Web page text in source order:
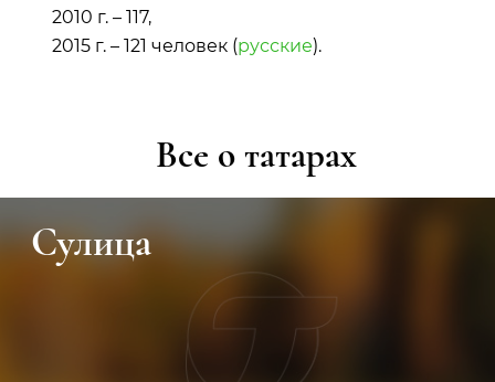
2010 г. – 117,
2015 г. – 121 человек (русские).
Все о татарах
Сулица